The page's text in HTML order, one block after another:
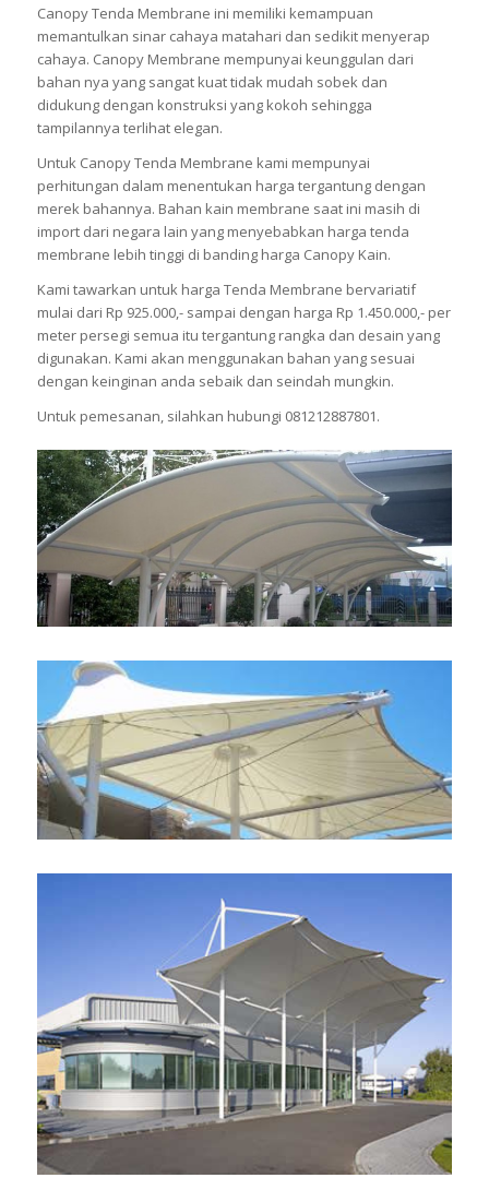
Canopy Tenda Membrane ini memiliki kemampuan
memantulkan sinar cahaya matahari dan sedikit menyerap
cahaya. Canopy Membrane mempunyai keunggulan dari
bahan nya yang sangat kuat tidak mudah sobek dan
didukung dengan konstruksi yang kokoh sehingga
tampilannya terlihat elegan.
Untuk Canopy Tenda Membrane kami mempunyai
perhitungan dalam menentukan harga tergantung dengan
merek bahannya. Bahan kain membrane saat ini masih di
import dari negara lain yang menyebabkan harga tenda
membrane lebih tinggi di banding harga Canopy Kain.
Kami tawarkan untuk harga Tenda Membrane bervariatif
mulai dari Rp 925.000,- sampai dengan harga Rp 1.450.000,- per
meter persegi semua itu tergantung rangka dan desain yang
digunakan. Kami akan menggunakan bahan yang sesuai
dengan keinginan anda sebaik dan seindah mungkin.
Untuk pemesanan, silahkan hubungi 081212887801.